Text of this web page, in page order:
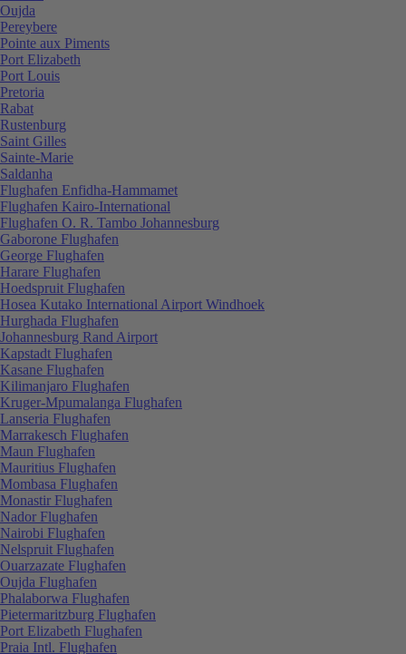
Oujda
Pereybere
Pointe aux Piments
Port Elizabeth
Port Louis
Pretoria
Rabat
Rustenburg
Saint Gilles
Sainte-Marie
Saldanha
Flughafen Enfidha-Hammamet
Flughafen Kairo-International
Flughafen O. R. Tambo Johannesburg
Gaborone Flughafen
George Flughafen
Harare Flughafen
Hoedspruit Flughafen
Hosea Kutako International Airport Windhoek
Hurghada Flughafen
Johannesburg Rand Airport
Kapstadt Flughafen
Kasane Flughafen
Kilimanjaro Flughafen
Kruger-Mpumalanga Flughafen
Lanseria Flughafen
Marrakesch Flughafen
Maun Flughafen
Mauritius Flughafen
Mombasa Flughafen
Monastir Flughafen
Nador Flughafen
Nairobi Flughafen
Nelspruit Flughafen
Ouarzazate Flughafen
Oujda Flughafen
Phalaborwa Flughafen
Pietermaritzburg Flughafen
Port Elizabeth Flughafen
Praia Intl. Flughafen